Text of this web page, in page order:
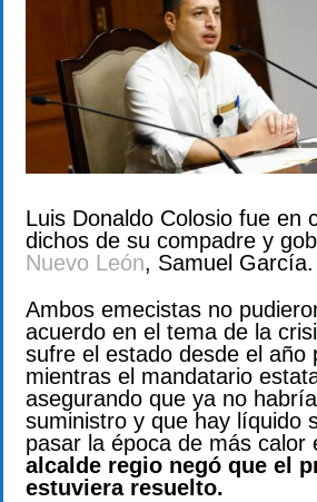
Luis Donaldo Colosio fue en
dichos de su compadre y
Nuevo León, Samuel García.
Ambos emecistas no
acuerdo en el tema de la
sufre el estado desde el año
mientras el mandatario
asegurando que ya no
suministro y que hay líquido
pasar la época de más calor
alcalde regio negó que el
estuviera resuelto.